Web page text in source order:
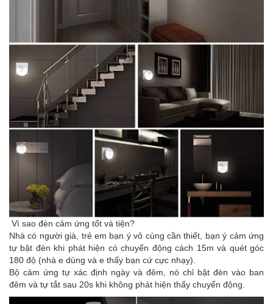
Vì sao đèn cảm ứng tốt và tiện?
Nhà có người già, trẻ em bạn ý vô cùng cần thiết, bạn ý cảm ứng
tự bật đèn khi phát hiện có chuyển động cách 15m và quét góc
180 độ (nhà e dùng và e thấy bạn cứ cực nhạy).
Bộ cảm ứng tự xác định ngày và đêm, nó chỉ bật đèn vào ban
đêm và tự tắt sau 20s khi không phát hiện thấy chuyển động.